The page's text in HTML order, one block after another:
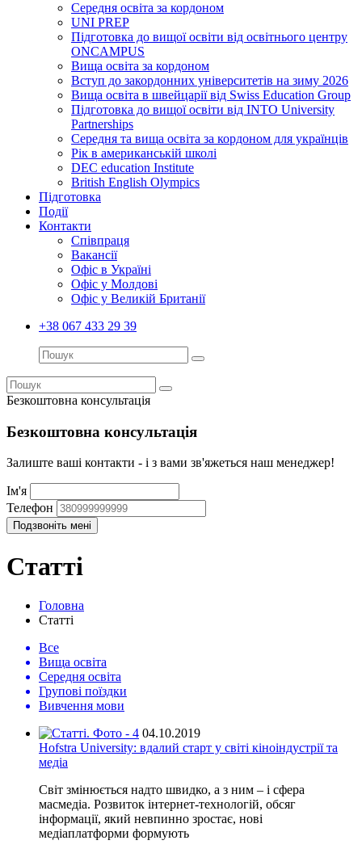
Середня освіта за кордоном
UNI PREP
Підготовка до вищої освіти від освітнього центру
ONCAMPUS
Вища освіта за кордоном
Вступ до закордонних університетів на зиму 2026
Вища освіта в швейцарії від Swiss Education Group
Підготовка до вищої освіти від INTO University
Partnerships
Середня та вища освіта за кордоном для українців
Рік в американській школі
DEC education Institute
British English Olympics
Підготовка
Події
Контакти
Співпраця
Вакансії
Офіс в Україні
Офіс у Молдові
Офіс у Великій Британії
+38 067 433 29 39
Безкоштовна консультація
Безкоштовна консультація
Залиште ваші контакти - і з вами зв'яжеться наш менеджер!
Ім'я
Телефон
Статті
Головна
Статті
Все
Вища освіта
Середня освіта
Групові поїздки
Вивчення мови
04.10.2019
Hofstra University: вдалий старт у світі кіноіндустрії та
медіа
Світ змінюється надто швидко, а з ним – і сфера
масмедіа. Розвиток інтернет-технологій, обсяг
інформації, який невпинно зростає, нові
медіаплатформи формують